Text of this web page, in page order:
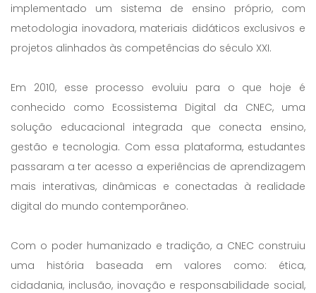
implementado um sistema de ensino próprio, com
metodologia inovadora, materiais didáticos exclusivos e
projetos alinhados às competências do século XXI.
Em 2010, esse processo evoluiu para o que hoje é
conhecido como Ecossistema Digital da CNEC, uma
solução educacional integrada que conecta ensino,
gestão e tecnologia. Com essa plataforma, estudantes
passaram a ter acesso a experiências de aprendizagem
mais interativas, dinâmicas e conectadas à realidade
digital do mundo contemporâneo.
Com o poder humanizado e tradição, a CNEC construiu
uma história baseada em valores como: ética,
cidadania, inclusão, inovação e responsabilidade social,